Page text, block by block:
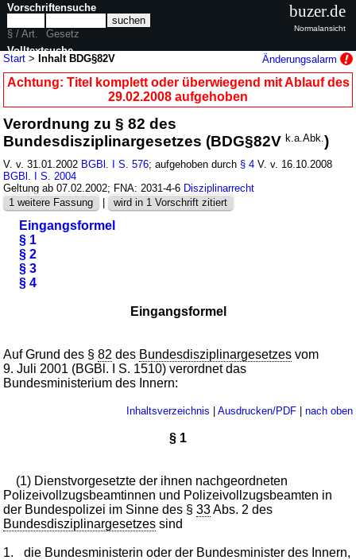
Start >Inhalt BDG§82V Änderungsalarm
Achtung: Titel komplett oder überwiegend mit Ablauf des
29.02.2008 aufgehoben
Verordnung zu § 82 des
Bundesdisziplinargesetzes (BDG§82Vk.a.Abk.)
V. v. 31.01.2002 BGBl. I S. 576; aufgehoben durch § 4 V. v. 16.10.2008
BGBl. I S. 2004
Geltung ab 07.02.2002; FNA: 2031-4-6 Disziplinarrecht
1 weitere Fassung
| wird in 1 Vorschrift zitiert
Eingangsformel
§ 1
§ 2
§ 3
§ 4
Eingangsformel
Auf Grund des §82 des Bundesdisziplinargesetzes vom
9. Juli 2001 (BGBl. I S. 1510) verordnet das
Bundesministerium des Innern:
Inhaltsverzeichnis | Ausdrucken/PDF| nach oben
§ 1
(1) Dienstvorgesetzte der ihnen nachgeordneten
Polizeivollzugsbeamtinnen und Polizeivollzugsbeamten in
der Bundespolizei im Sinne des §33Abs. 2 des
Bundesdisziplinargesetzes sind
1. die Bundesministerin oder der Bundesminister des Innern,
Vorschriftensuche
§ / Art.
Gesetz
Volltextsuche
nur in BDG§82V
buzer.de
Normalansicht